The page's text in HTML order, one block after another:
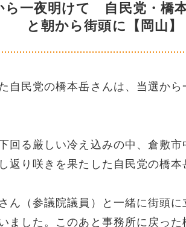
一夜明けて 自民党・橋
と朝から街頭に【岡山】
自民党の橋本岳さんは、当選か
回る厳しい冷え込みの中、倉敷
返り咲きを果たした自民党の橋本
ん（参議院議員）と一緒に街頭
ました。このあと事務所に戻っ